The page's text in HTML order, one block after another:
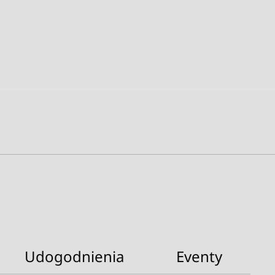
Udogodnienia Eventy